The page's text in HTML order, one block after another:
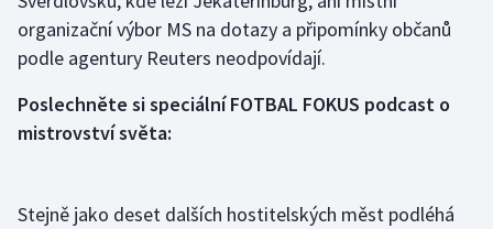
Plážový volejbal
Ragby
Rychlostní kanoistika
organizační výbor MS na dotazy a připomínky občanů
podle agentury Reuters neodpovídají.
Poslechněte si speciální FOTBAL FOKUS podcast o
mistrovství světa:
Stejně jako deset dalších hostitelských měst podléhá